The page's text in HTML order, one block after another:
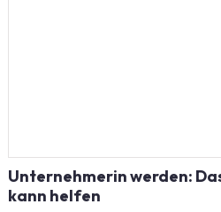
Unternehmerin werden:
kann helfen